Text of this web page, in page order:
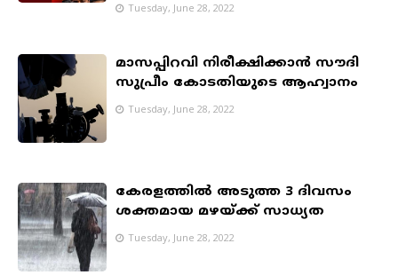
Tuesday, June 28, 2022
മാസപ്പിറവി നിരീക്ഷിക്കാന്‍ സൗദി
സുപ്രീം കോടതിയുടെ ആഹ്വാനം
Tuesday, June 28, 2022
കേരളത്തിൽ അടുത്ത 3 ദിവസം
ശക്തമായ മഴയ്ക്ക് സാധ്യത
Tuesday, June 28, 2022